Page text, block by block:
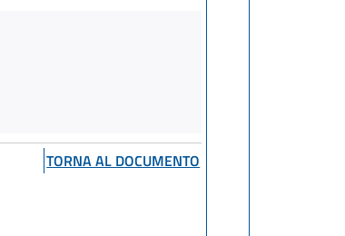
TORNA AL DOCUMENTO